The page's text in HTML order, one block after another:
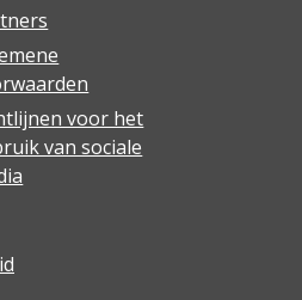
voor het
van sociale